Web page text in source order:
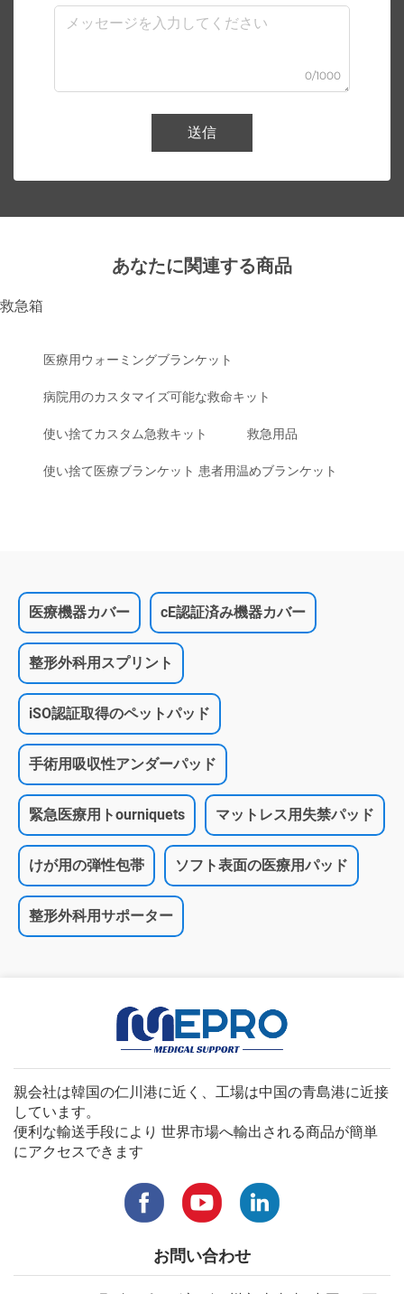
0/1000
送信
あなたに関連する商品
救急箱
医療用ウォーミングブランケット
病院用のカスタマイズ可能な救命キット
使い捨てカスタム急救キット 救急用品
使い捨て医療ブランケット 患者用温めブランケット
医療機器カバー cE認証済み機器カバー
整形外科用スプリント
iSO認証取得のペットパッド
手術用吸収性アンダーパッド
緊急医療用トourniquets マットレス用失禁パッド
けが用の弾性包帯 ソフト表面の医療用パッド
整形外科用サポーター
親会社は韓国の仁川港に近く、工場は中国の青島港に近接
しています。
便利な輸送手段により 世界市場へ輸出される商品が簡単
にアクセスできます
お問い合わせ